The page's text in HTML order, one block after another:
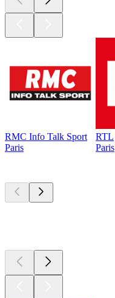
RMC Info Talk Sport
Paris
RTL
Paris